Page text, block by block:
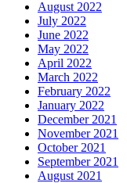
August 2022
July 2022
June 2022
May 2022
April 2022
March 2022
February 2022
January 2022
December 2021
November 2021
October 2021
September 2021
August 2021